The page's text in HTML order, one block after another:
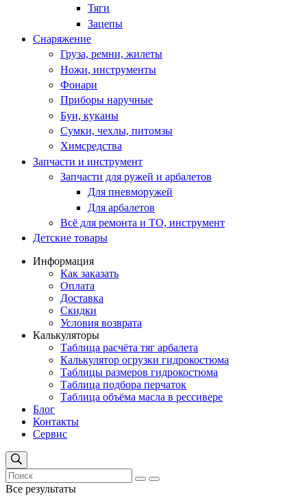
Тяги
Зацепы
Снаряжение
Груза, ремни, жилеты
Ножи, инструменты
Фонари
Приборы наручные
Буи, куканы
Сумки, чехлы, питомзы
Химсредства
Запчасти и инструмент
Запчасти для ружей и арбалетов
Для пневморужей
Для арбалетов
Всё для ремонта и ТО, инструмент
Детские товары
Информация
Как заказать
Оплата
Доставка
Скидки
Условия возврата
Калькуляторы
Таблица расчёта тяг арбалета
Калькулятор огрузки гидрокостюма
Таблицы размеров гидрокостюма
Таблица подбора перчаток
Таблица объёма масла в рессивере
Блог
Контакты
Сервис
Все результаты